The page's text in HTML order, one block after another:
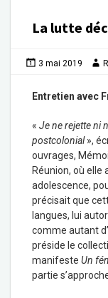
La lutte
3 mai 2019
Entretien avec
« Je ne rejette ni
postcolonial»,
ouvrages,
Réunion, où elle
adolescence,
précisait que
langues, lui
comme autant
préside le
manifeste Un
partie